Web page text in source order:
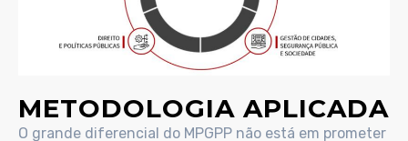
METODOLOGIA APLICADA
O grande diferencial do MPGPP não está em prometer